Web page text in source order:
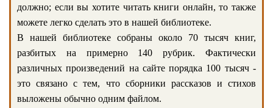
должно; если вы хотите читать книги онлайн, то также
можете легко сделать это в нашей библиотеке.
В нашей библиотеке собраны около 70 тысяч книг,
разбитых на примерно 140 рубрик. Фактически
различных произведений на сайте порядка 100 тысяч -
это связано с тем, что сборники рассказов и стихов
выложены обычно одним файлом.